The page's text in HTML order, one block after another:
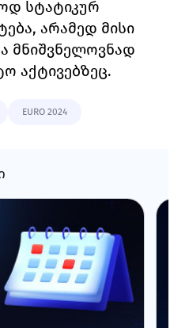
სტატიკურ
არამედ მისი
მნიშვნელოვნად
აქტივებზეც.
EURO 2024